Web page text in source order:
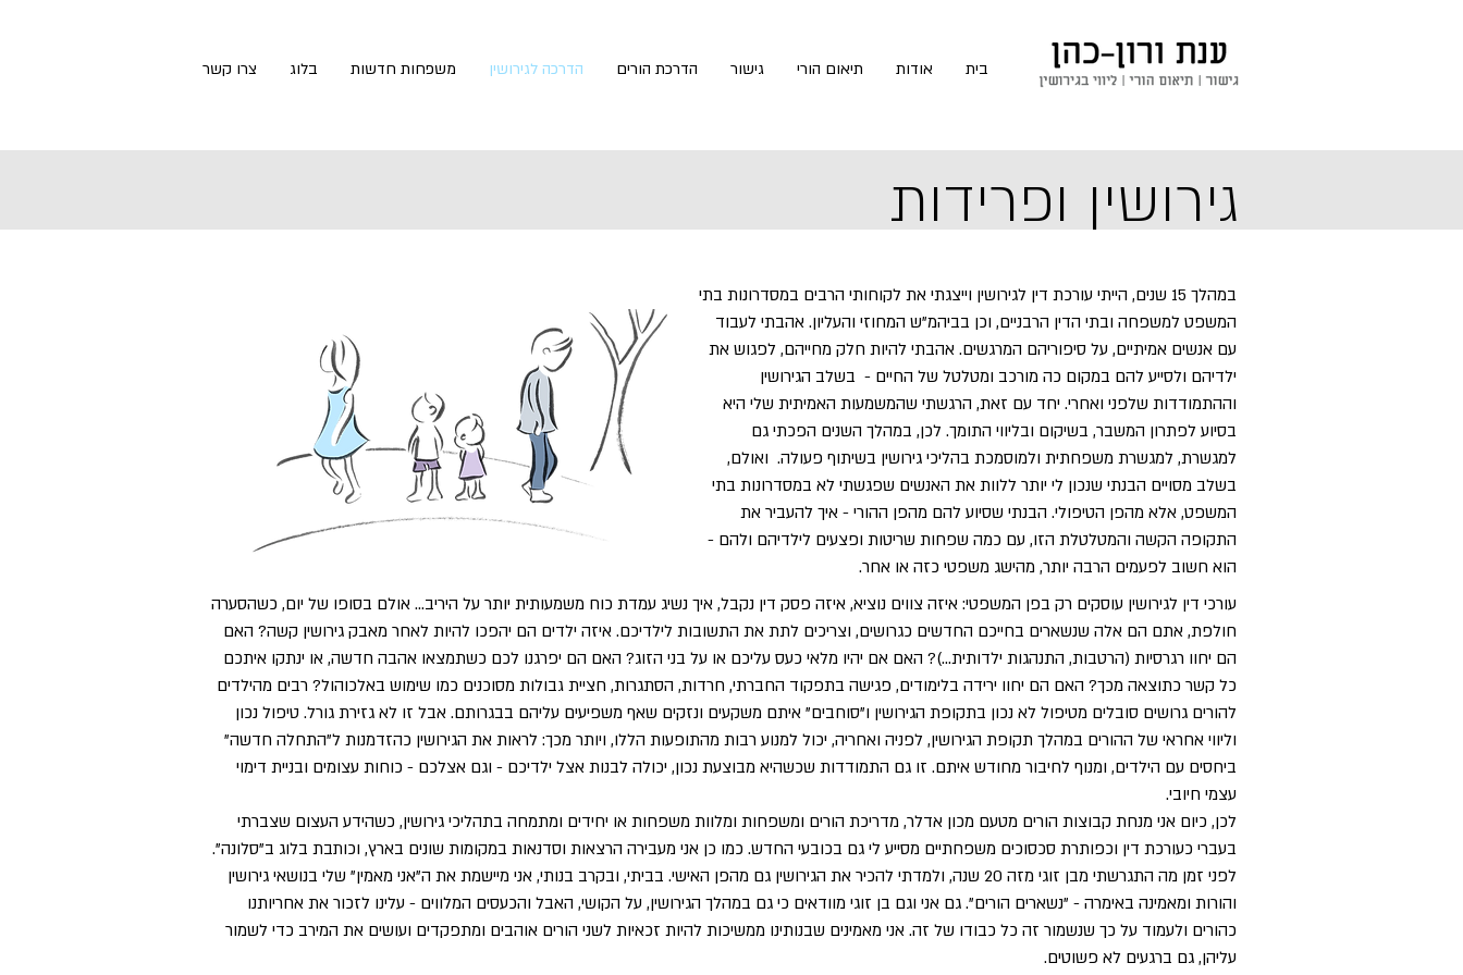
צרו קשר בלוג משפחות חדשות הדרכה לגירושין הדרכת הורים גישור תיאום הורי אודות בית
גירושין ופרידות
במהלך 15 שנים, הייתי עורכת דין לגירושין וייצגתי את לקוחותי הרבים במסדרונות בתי
המשפט למשפחה ובתי הדין הרבניים, וכן בביהמ"ש המחוזי והעליון. אהבתי לעבוד
עם אנשים אמיתיים, על סיפוריהם המרגשים. אהבתי להיות חלק מחייהם, לפגוש את
ילדיהם ולסייע להם במקום כה מורכב ומטלטל של החיים - בשלב הגירושין
וההתמודדות שלפני ואחרי. יחד עם זאת, הרגשתי שהמשמעות האמיתית שלי היא
בסיוע לפתרון המשבר, בשיקום ובליווי התומך. לכן, במהלך השנים הפכתי גם
למגשרת, למגשרת משפחתית ולמוסמכת בהליכי גירושין בשיתוף פעולה. ואולם,
בשלב מסויים הבנתי שנכון לי יותר ללוות את האנשים שפגשתי לא במסדרונות בתי
המשפט, אלא מהפן הטיפולי. הבנתי שסיוע להם מהפן ההורי - איך להעביר את
התקופה הקשה והמטלטלת הזו, עם כמה שפחות שריטות ופצעים לילדיהם ולהם -
הוא חשוב לפעמים הרבה יותר, מהישג משפטי כזה או אחר.
עורכי דין לגירושין עוסקים רק בפן המשפטי: איזה צווים נוציא, איזה פסק דין נקבל, איך נשיג עמדת כוח משמעותית יותר על היריב... אולם בסופו של יום, כשהסערה
חולפת, אתם הם אלה שנשארים בחייכם החדשים כגרושים, וצריכים לתת את התשובות לילדיכם. איזה ילדים הם יהפכו להיות לאחר מאבק גירושין קשה? האם
הם יחוו רגרסיות (הרטבות, התנהגות ילדותית...)? האם אם יהיו מלאי כעס עליכם או על בני הזוג? האם הם יפרגנו לכם כשתמצאו אהבה חדשה, או ינתקו איתכם
כל קשר כתוצאה מכך? האם הם יחוו ירידה בלימודים, פגישה בתפקוד החברתי, חרדות, הסתגרות, חציית גבולות מסוכנים כמו שימוש באלכוהול? רבים מהילדים
להורים גרושים סובלים מטיפול לא נכון בתקופת הגירושין ו"סוחבים" איתם משקעים ונזקים שאף משפיעים עליהם בבגרותם. אבל זו לא גזירת גורל. טיפול נכון
וליווי אחראי של ההורים במהלך תקופת הגירושין, לפניה ואחריה, יכול למנוע רבות מהתופעות הללו, ויותר מכך: לראות את הגירושין כהזדמנות ל"התחלה חדשה"
ביחסים עם הילדים, ומנוף לחיבור מחודש איתם. זו גם התמודדות שכשהיא מבוצעת נכון, יכולה לבנות אצל ילדיכם - וגם אצלכם - כוחות עצומים ובניית דימוי
עצמי חיובי.
לכן, כיום אני מנחת קבוצות הורים מטעם מכון אדלר, מדריכת הורים ומשפחות ומלוות משפחות או יחידים ומתמחה בתהליכי גירושין, כשהידע העצום שצברתי
בעברי כעורכת דין וכפותרת סכסוכים משפחתיים מסייע לי גם בכובעי החדש. כמו כן אני מעבירה הרצאות וסדנאות במקומות שונים בארץ, וכותבת בלוג ב"סלונה".
לפני זמן מה התגרשתי מבן זוגי מזה 20 שנה, ולמדתי להכיר את הגירושין גם מהפן האישי. בביתי, ובקרב בנותי, אני מיישמת את ה"אני מאמין" שלי בנושאי גירושין
והורות ומאמינה באימרה - "נשארים הורים". גם אני וגם בן זוגי מוודאים כי גם במהלך הגירושין, על הקושי, האבל והכעסים המלווים - עלינו לזכור את אחריותנו
כהורים ולעמוד על כך שנשמור זה כל כבודו של זה. אני מאמינים שבנותינו ממשיכות להיות זכאיות לשני הורים אוהבים ומתפקדים ועושים את המירב כדי לשמור
עליהן, גם ברגעים לא פשוטים.